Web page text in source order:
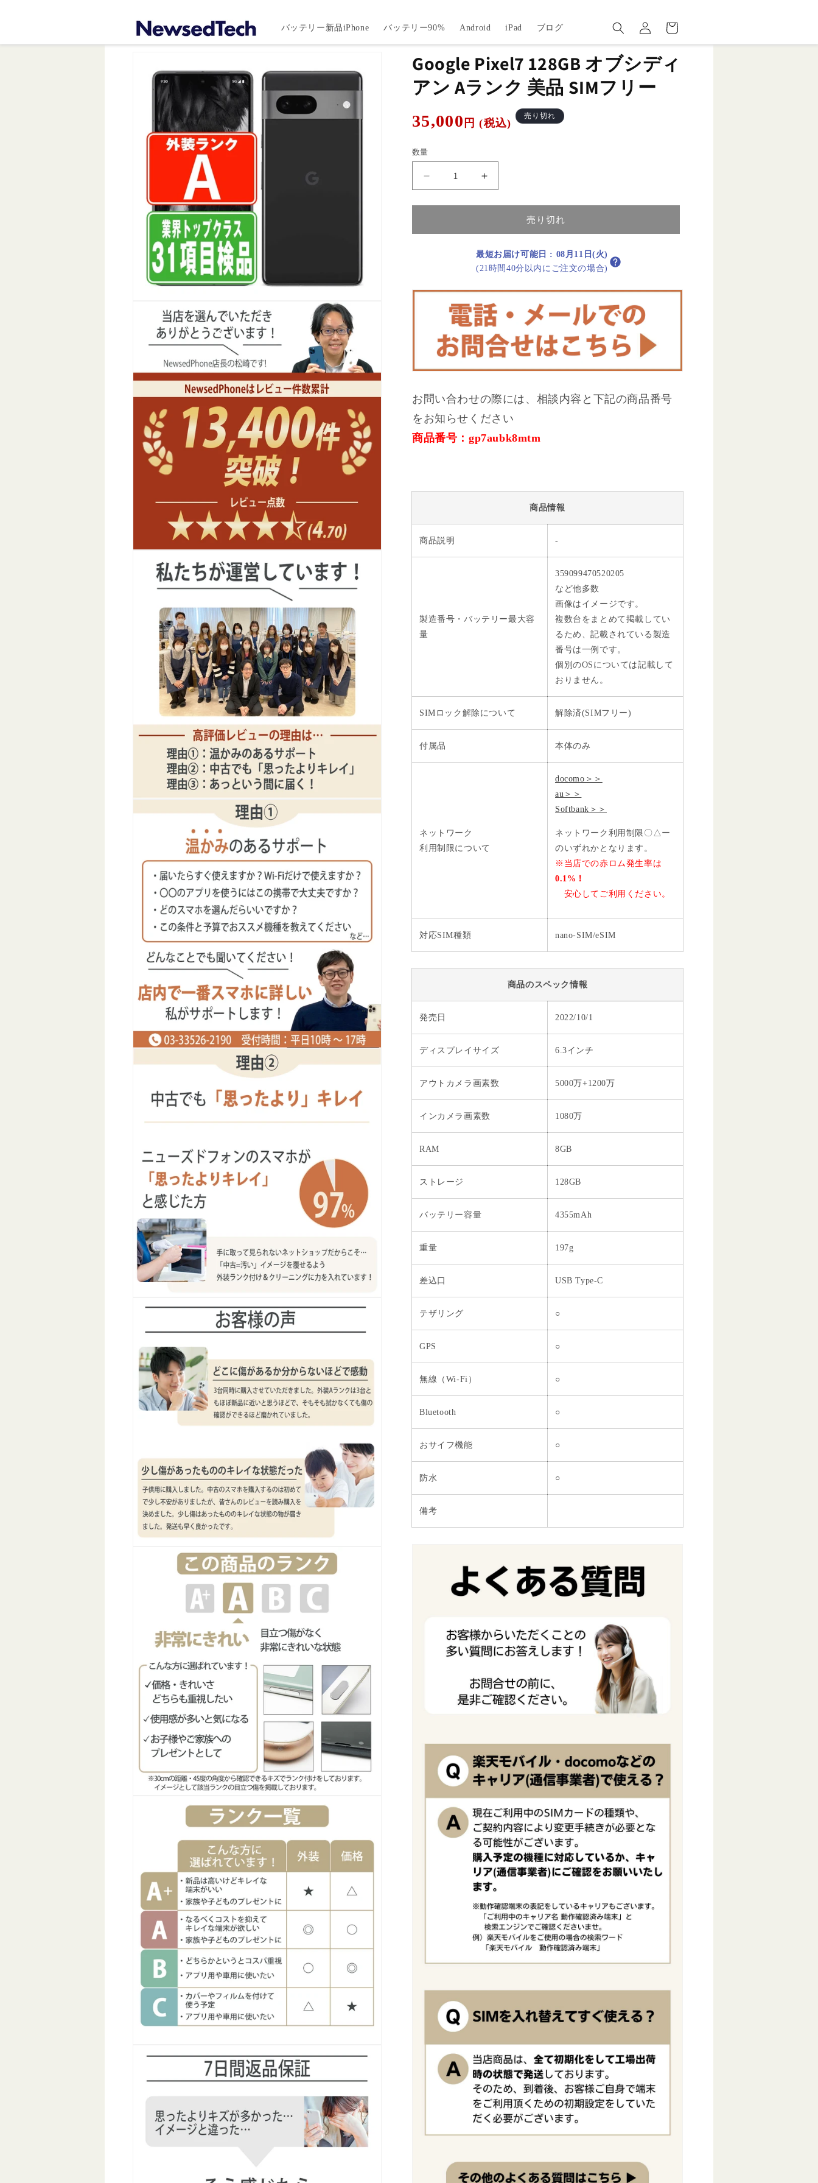
バッテリー新品iPhone バッテリー90% Android iPad ブログ
グ
イ
ー
ト
キップ
Google Pixel7 128GB オブシディ
アン Aランク 美品 SIMフリー
通
価
格
35,000 円 (税込)
売り切れ
数量
Google
Pixel7
128GB
ブ
ア
品
SIM
フ
リ
量
減
ら
Google
Pixel7
128GB
ブ
シ
デ
ア
ン
A
ラ
ン
品
SIM
フ
リ
量
増
売り切れ
最短お届け可能日 : 08月11日(火)
(21時間40分以内にご注文の場合)
お問い合わせの際には、相談内容と下記の商品番号
をお知らせください
商品番号：gp7aubk8mtm
商品情報
商品説明 -
製造番号・バッテリー最大容
量
359099470520205
など他多数
画像はイメージです。
複数台をまとめて掲載してい
るため、記載されている製造
番号は一例です。
個別のOSについては記載して
おりません。
SIMロック解除について 解除済(SIMフリー)
付属品 本体のみ
ネットワーク
利用制限について
docomo＞＞
au＞＞
Softbank＞＞
ネットワーク利用制限〇△ー
のいずれかとなります。
※当店での赤ロム発生率は
0.1%！
安心してご利用ください。
対応SIM種類 nano-SIM/eSIM
商品のスペック情報
発売日 2022/10/1
ディスプレイサイズ 6.3インチ
アウトカメラ画素数 5000万+1200万
インカメラ画素数 1080万
RAM 8GB
ストレージ 128GB
バッテリー容量 4355mAh
重量 197g
差込口 USB Type-C
テザリング ○
GPS ○
無線（Wi-Fi） ○
Bluetooth ○
おサイフ機能 ○
防水 ○
備考